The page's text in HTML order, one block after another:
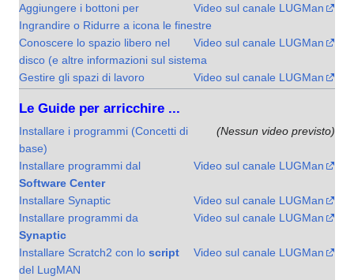
Video sul canale LUGMan
Aggiungere i bottoni per
Ingrandire o Ridurre a icona le finestre
Video sul canale LUGMan
Conoscere lo spazio libero nel
disco (e altre informazioni sul sistema
Video sul canale LUGMan
Gestire gli spazi di lavoro
Le Guide per arricchire ...
(Nessun video previsto)
Installare i programmi (Concetti di
base)
Video sul canale LUGMan
Installare programmi dal
Software Center
Video sul canale LUGMan
Installare Synaptic
Video sul canale LUGMan
Installare programmi da
Synaptic
Video sul canale LUGMan
Installare Scratch2 con lo script
del LugMAN